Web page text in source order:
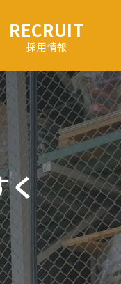
RECRUIT
採用情報
く